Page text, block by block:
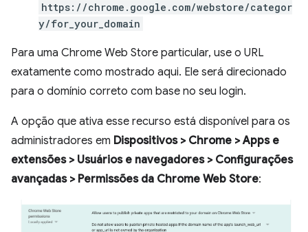
https://chrome.google.com/webstore/categor
y/for_your_domain
Para uma Chrome Web Store particular, use o URL
exatamente como mostrado aqui. Ele será direcionado
para o domínio correto com base no seu login.
A opção que ativa esse recurso está disponível para os
administradores em Dispositivos > Chrome > Apps e
extensões > Usuários e navegadores > Configurações
avançadas > Permissões da Chrome Web Store: